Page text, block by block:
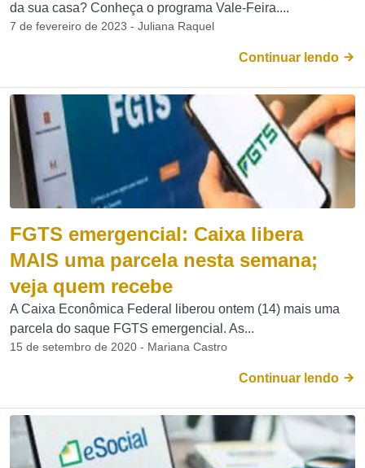
da sua casa? Conheça o programa Vale-Feira....
7 de fevereiro de 2023 - Juliana Raquel
Continuar lendo
FGTS emergencial: Caixa libera
MAIS uma parcela nesta semana;
veja quem recebe
A Caixa Econômica Federal liberou ontem (14) mais uma
parcela do saque FGTS emergencial. As...
15 de setembro de 2020 - Mariana Castro
Continuar lendo